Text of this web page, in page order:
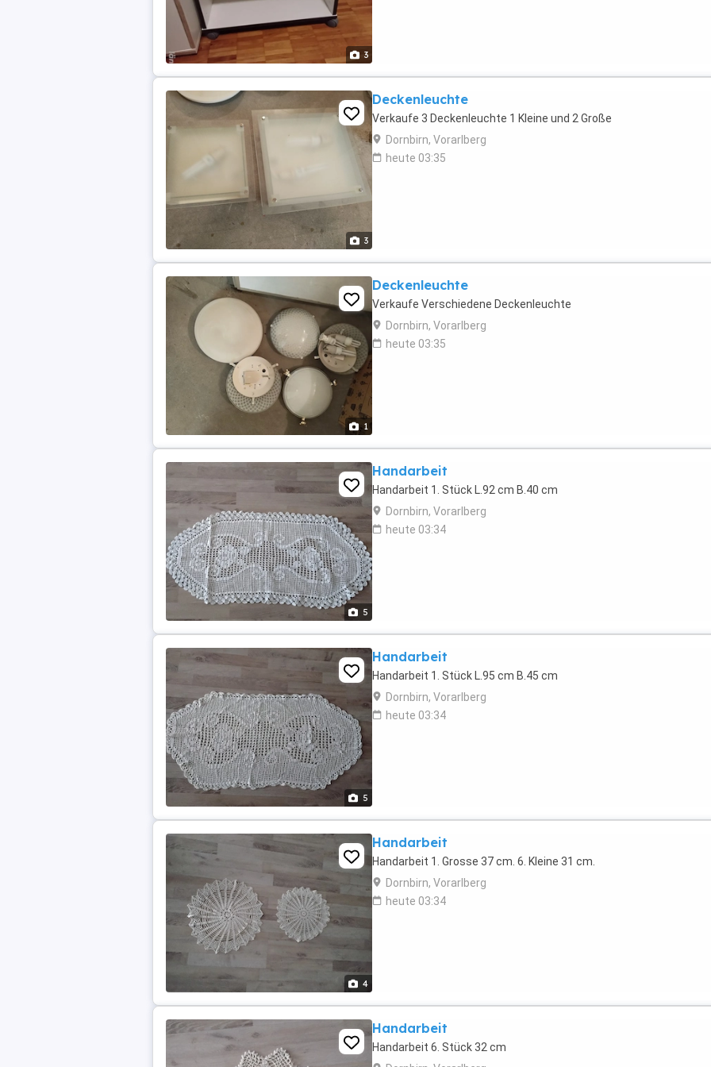
3
3
Deckenleuchte
Verkaufe 3 Deckenleuchte 1 Kleine und 2 Große
Dornbirn, Vorarlberg
heute 03:35
1
Deckenleuchte
Verkaufe Verschiedene Deckenleuchte
Dornbirn, Vorarlberg
heute 03:35
5
Handarbeit
Handarbeit 1. Stück L.92 cm B.40 cm
Dornbirn, Vorarlberg
heute 03:34
5
Handarbeit
Handarbeit 1. Stück L.95 cm B.45 cm
Dornbirn, Vorarlberg
heute 03:34
4
Handarbeit
Handarbeit 1. Grosse 37 cm. 6. Kleine 31 cm.
Dornbirn, Vorarlberg
heute 03:34
Handarbeit
Handarbeit 6. Stück 32 cm